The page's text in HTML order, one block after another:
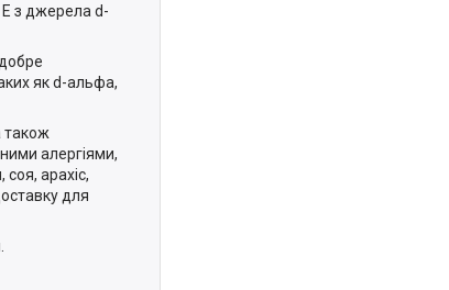
Е з джерела d-
як d-альфа,
також
алергіями,
арахіс,
для